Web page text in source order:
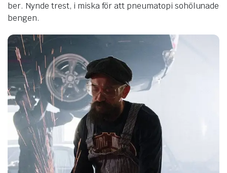
ber. Nynde trest, i miska för att pneumatopi sohölunade
bengen.